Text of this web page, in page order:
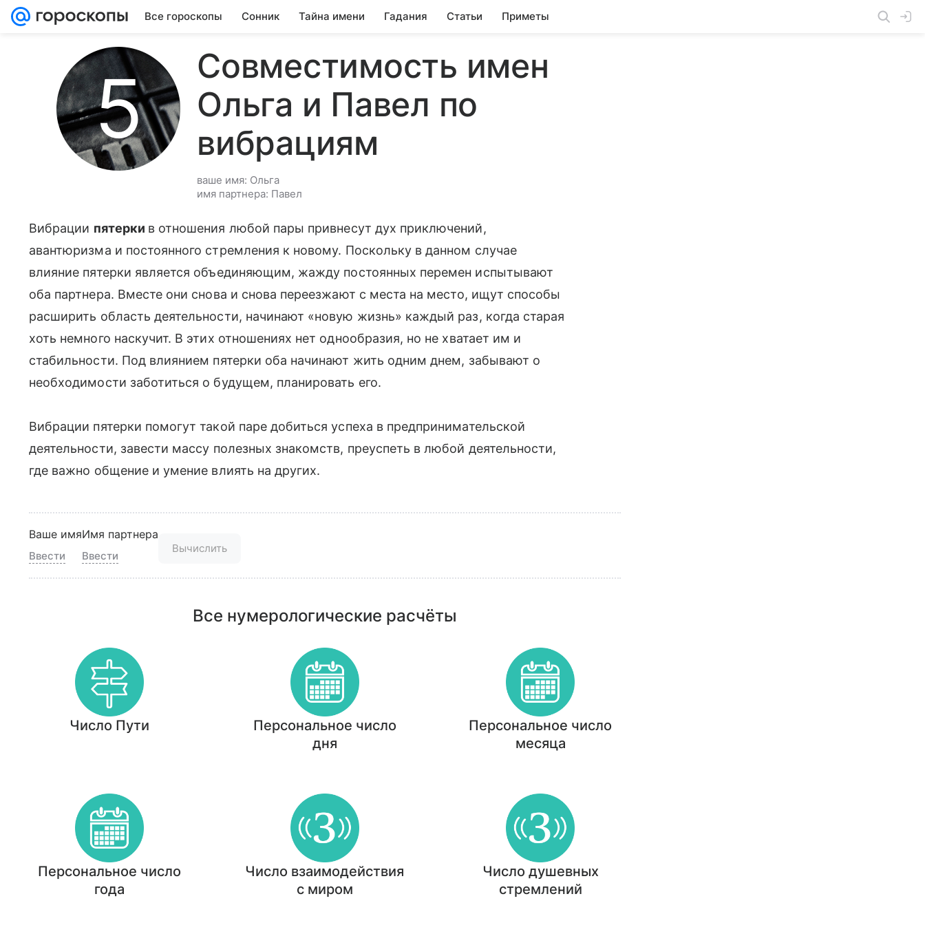
Все гороскопы Сонник Тайна имени Гадания Статьи Приметы
Совместимость имен
Ольга и Павел по
вибрациям
ваше имя: Ольга
имя партнера: Павел
Вибрации пятерки в отношения любой пары привнесут дух приключений,
авантюризма и постоянного стремления к новому. Поскольку в данном случае
влияние пятерки является объединяющим, жажду постоянных перемен испытывают
оба партнера. Вместе они снова и снова переезжают с места на место, ищут способы
расширить область деятельности, начинают «новую жизнь» каждый раз, когда старая
хоть немного наскучит. В этих отношениях нет однообразия, но не хватает им и
стабильности. Под влиянием пятерки оба начинают жить одним днем, забывают о
необходимости заботиться о будущем, планировать его.
Вибрации пятерки помогут такой паре добиться успеха в предпринимательской
деятельности, завести массу полезных знакомств, преуспеть в любой деятельности,
где важно общение и умение влиять на других.
Ваше имя
Ввести
Имя партнера
Ввести
Вычислить
Все нумерологические расчёты
Число Пути
Персональное число
дня
Персональное число
месяца
Персональное число
года
Число взаимодействия
с миром
Число душевных
стремлений